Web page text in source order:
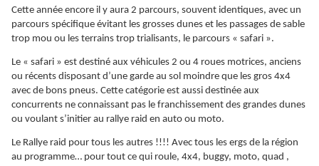
Cette année encore il y aura 2 parcours, souvent identiques, avec un
parcours spécifique évitant les grosses dunes et les passages de sable
trop mou ou les terrains trop trialisants, le parcours « safari ».
Le « safari » est destiné aux véhicules 2 ou 4 roues motrices, anciens
ou récents disposant d’une garde au sol moindre que les gros 4x4
avec de bons pneus. Cette catégorie est aussi destinée aux
concurrents ne connaissant pas le franchissement des grandes dunes
ou voulant s’initier au rallye raid en auto ou moto.
Le Rallye raid pour tous les autres !!!! Avec tous les ergs de la région
au programme… pour tout ce qui roule, 4x4, buggy, moto, quad ,